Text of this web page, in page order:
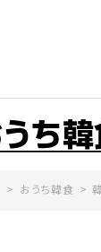
おうち韓食